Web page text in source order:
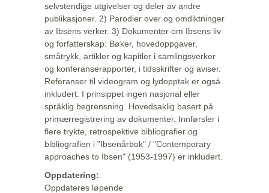
selvstendige utgivelser og deler av andre
publikasjoner. 2) Parodier over og omdiktninger
av Ibsens verker. 3) Dokumenter om Ibsens liv
og forfatterskap: Bøker, hovedoppgaver,
småtrykk, artikler og kapitler i samlingsverker
og konferanserapporter, i tidsskrifter og aviser.
Referanser til videogram og lydopptak er også
inkludert. I prinsippet ingen nasjonal eller
språklig begrensning. Hovedsaklig basert på
primærregistrering av dokumenter. Innførsler i
flere trykte, retrospektive bibliografier og
bibliografien i "Ibsenårbok" / "Contemporary
approaches to Ibsen" (1953-1997) er inkludert.
Oppdatering:
Oppdateres løpende